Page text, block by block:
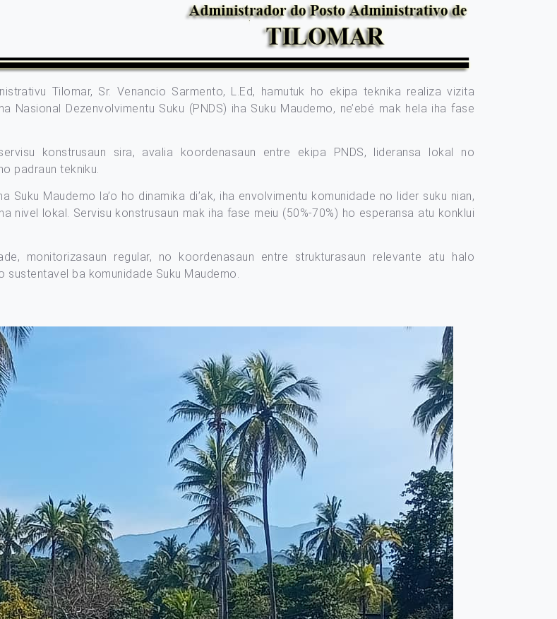
Tilomar, Sr. Venancio Sarmento, L.Ed, hamutuk ho ekipa teknika realiza vizita
Nasional Dezenvolvimentu Suku (PNDS) iha Suku Maudemo, ne’ebé mak hela iha fase
konstrusaun sira, avalia koordenasaun entre ekipa PNDS, lideransa lokal no
padraun tekniku.
Maudemo la’o ho dinamika di’ak, iha envolvimentu komunidade no lider suku nian,
nivel lokal. Servisu konstrusaun mak iha fase meiu (50%-70%) ho esperansa atu konklui
monitorizasaun regular, no koordenasaun entre strukturasaun relevante atu halo
sustentavel ba komunidade Suku Maudemo.